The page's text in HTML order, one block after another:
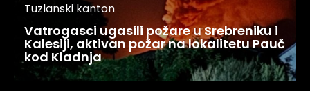
Tuzlanski kanton
Vatrogasci ugasili požare u Srebreniku i
Kalesiji, aktivan požar na lokalitetu Pauč
kod Kladnja